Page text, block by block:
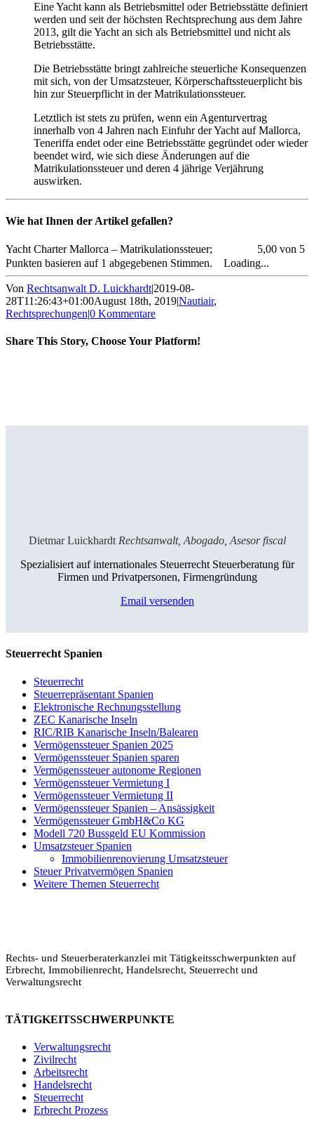
Eine Yacht kann als Betriebsmittel oder Betriebsstätte definiert
werden und seit der höchsten Rechtsprechung aus dem Jahre
2013, gilt die Yacht an sich als Betriebsmittel und nicht als
Betriebsstätte.
Die Betriebsstätte bringt zahlreiche steuerliche Konsequenzen
mit sich, von der Umsatzsteuer, Körperschaftssteuerplicht bis
hin zur Steuerpflicht in der Matrikulationssteuer.
Letztlich ist stets zu prüfen, wenn ein Agenturvertrag
innerhalb von 4 Jahren nach Einfuhr der Yacht auf Mallorca,
Teneriffa endet oder eine Betriebsstätte gegründet oder wieder
beendet wird, wie sich diese Änderungen auf die
Matrikulationssteuer und deren 4 jährige Verjährung
auswirken.
Wie hat Ihnen der Artikel gefallen?
Yacht Charter Mallorca – Matrikulationssteuer;
5,00 von 5
Punkten basieren auf 1 abgegebenen Stimmen.
Loading...
Von Rechtsanwalt D. Luickhardt|2019-08-
28T11:26:43+01:00August 18th, 2019|Nautiair,
Rechtsprechungen|0 Kommentare
Share This Story, Choose Your Platform!
Dietmar Luickhardt Rechtsanwalt, Abogado, Asesor fiscal
Spezialisiert auf internationales Steuerrecht Steuerberatung für
Firmen und Privatpersonen, Firmengründung
Email versenden
Steuerrecht Spanien
Steuerrecht
Steuerrepräsentant Spanien
Elektronische Rechnungsstellung
ZEC Kanarische Inseln
RIC/RIB Kanarische Inseln/Balearen
Vermögenssteuer Spanien 2025
Vermögenssteuer Spanien sparen
Vermögenssteuer autonome Regionen
Vermögenssteuer Vermietung I
Vermögenssteuer Vermietung II
Vermögenssteuer Spanien – Ansässigkeit
Vermögenssteuer GmbH&Co KG
Modell 720 Bussgeld EU Kommission
Umsatzsteuer Spanien
Immobilienrenovierung Umsatzsteuer
Steuer Privatvermögen Spanien
Weitere Themen Steuerrecht
Rechts- und Steuerberaterkanzlei mit Tätigkeitsschwerpunkten auf
Erbrecht, Immobilienrecht, Handelsrecht, Steuerrecht und
Verwaltungsrecht
TÄTIGKEITSSCHWERPUNKTE
Verwaltungsrecht
Zivilrecht
Arbeitsrecht
Handelsrecht
Steuerrecht
Erbrecht Prozess
Hola und herzlich willkommen!